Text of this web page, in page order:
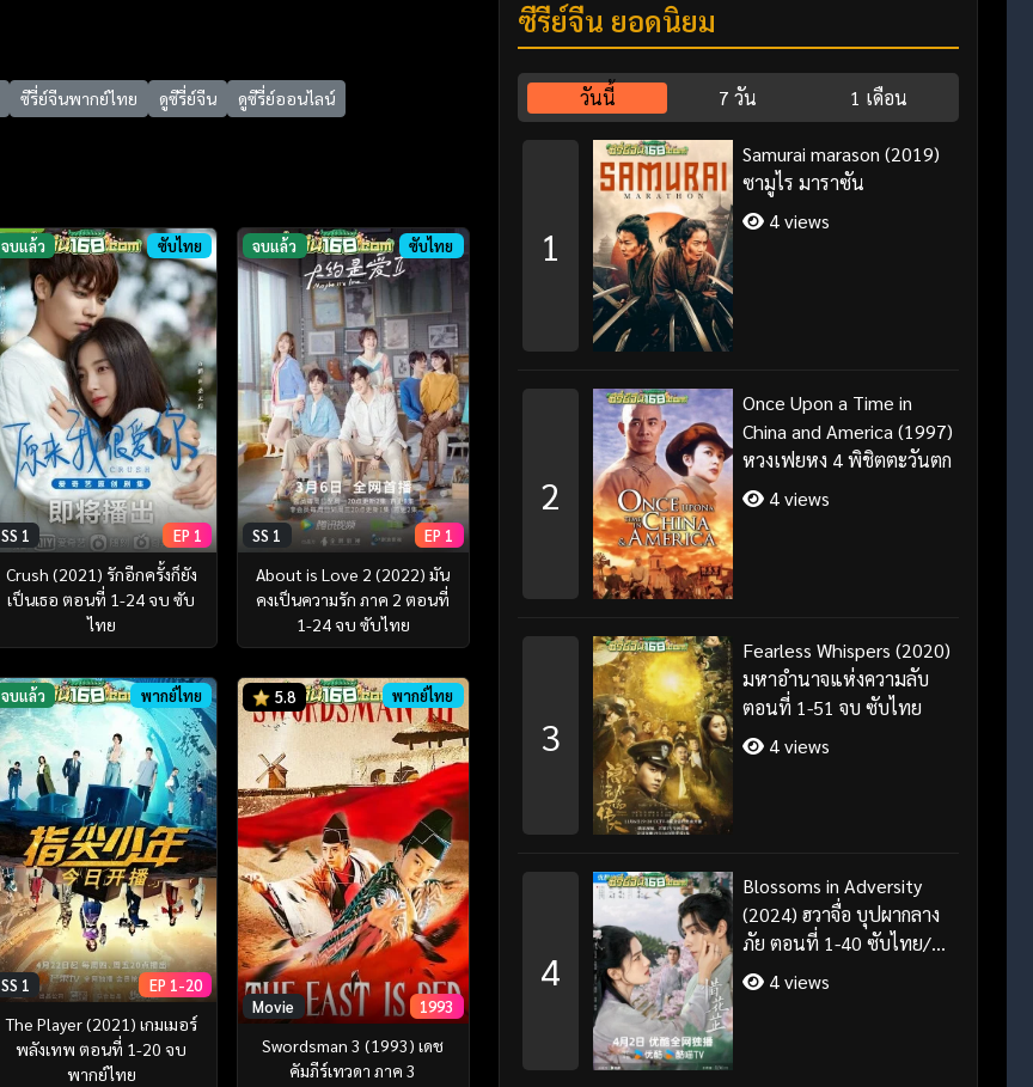
ซีรี่ย์จีนพากย์ไทย ดูซีรี่ย์จีน ดูซีรี่ย์ออนไลน์
จบแล้ว ซับไทย
SS 1 EP 1
Crush (2021) รักอีกครั้งก็ยัง
เป็นเธอ ตอนที่ 1-24 จบ ซับ
ไทย
จบแล้ว ซับไทย
SS 1 EP 1
About is Love 2 (2022) มัน
คงเป็นความรัก ภาค 2 ตอนที่
1-24 จบ ซับไทย
จบแล้ว พากย์ไทย
SS 1 EP 1-20
The Player (2021) เกมเมอร์
พลังเทพ ตอนที่ 1-20 จบ
พากย์ไทย
5.8 พากย์ไทย
Movie 1993
Swordsman 3 (1993) เดช
คัมภีร์เทวดา ภาค 3
ซีรี่ย์จีน ยอดนิยม
วันนี้ 7 วัน 1 เดือน
1
Samurai marason (2019)
ซามูไร มาราซัน
4 views
2
Once Upon a Time in
China and America (1997)
หวงเฟยหง 4 พิชิตตะวันตก
4 views
3
Fearless Whispers (2020)
มหาอำนาจแห่งความลับ
ตอนที่ 1-51 จบ ซับไทย
4 views
4
Blossoms in Adversity
(2024) ฮวาจื่อ บุปผากลาง
ภัย ตอนที่ 1-40 ซับไทย/
พากย์ไทย
4 views